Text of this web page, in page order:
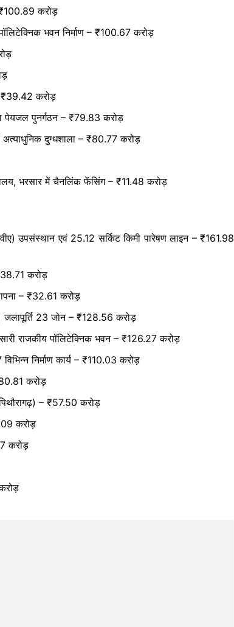
₹100.89 करोड़
भवन निर्माण – ₹100.67 करोड़
₹39.42 करोड़
पेयजल पुनर्गठन – ₹79.83 करोड़
दुग्धशाला – ₹80.77 करोड़
भरसार में चैनलिंक फेंसिंग – ₹11.48 करोड़
उपसंस्थान एवं 25.12 सर्किट किमी पारेषण लाइन – ₹161.98
करोड़
– ₹32.61 करोड़
जलापूर्ति 23 जोन – ₹128.56 करोड़
राजकीय पॉलिटेक्निक भवन – ₹126.27 करोड़
निर्माण कार्य – ₹110.03 करोड़
करोड़
– ₹57.50 करोड़
करोड़
करोड़